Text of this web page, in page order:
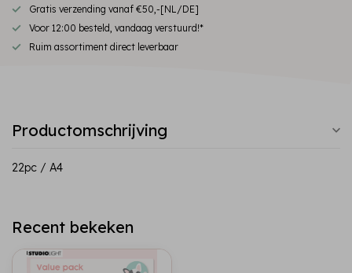
Gratis verzending vanaf €50,-[NL/DE]
Voor 12:00 besteld, vandaag verstuurd!*
Ruim assortiment direct leverbaar
Productomschrijving
22pc / A4
Recent bekeken